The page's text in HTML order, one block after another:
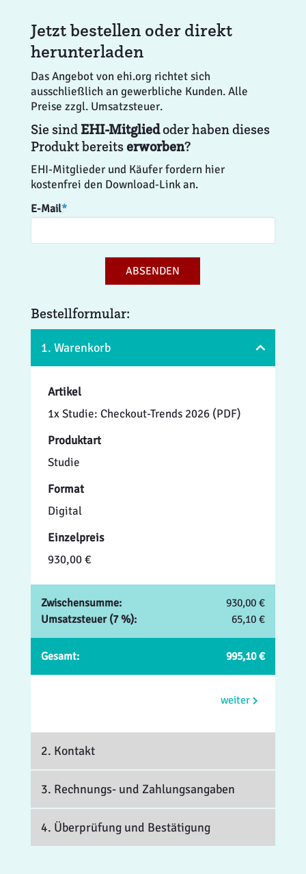
Jetzt bestellen oder direkt
herunterladen
Das Angebot von ehi.org richtet sich
ausschließlich an gewerbliche Kunden. Alle
Preise zzgl. Umsatzsteuer.
Sie sind EHI-Mitgliedoder haben dieses
Produkt bereitserworben?
EHI-Mitglieder und Käufer fordern hier
kostenfrei den Download-Link an.
E-Mail*
ABSENDEN
Bestellformular:
1. Warenkorb
Artikel
1x Studie: Checkout-Trends 2026 (PDF)
Produktart
Studie
Format
Digital
Einzelpreis
930,00 €
Zwischensumme:
930,00 €
Umsatzsteuer (7 %):
65,10 €
Gesamt: 995,10 €
weiter
2. Kontakt
3. Rechnungs- und Zahlungsangaben
4. Überprüfung und Bestätigung